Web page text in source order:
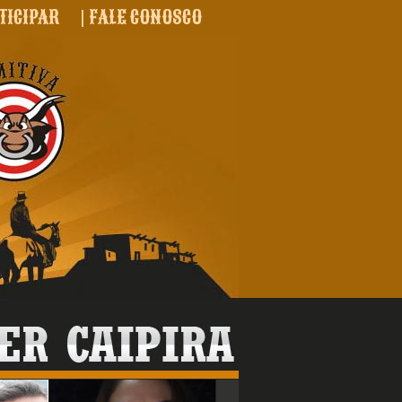
| FALE CONOSCO